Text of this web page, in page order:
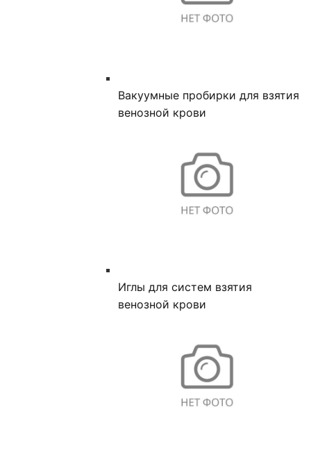
Вакуумные пробирки для взятия
венозной крови
Иглы для систем взятия
венозной крови